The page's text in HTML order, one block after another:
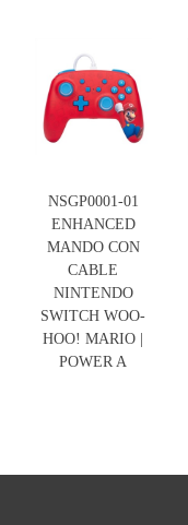
NSGP0001-01
ENHANCED
MANDO CON
CABLE
NINTENDO
SWITCH WOO-
HOO! MARIO |
POWER A